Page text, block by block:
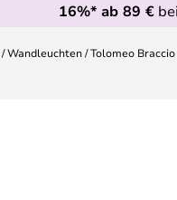
16%* ab 89 €
Wandleuchten Tolomeo